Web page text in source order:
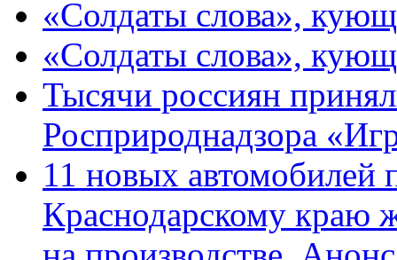
«Солдаты слова»,
«Солдаты слова»,
Тысячи россиян
Росприроднадзора
11 новых автомобилей
Краснодарскому краю